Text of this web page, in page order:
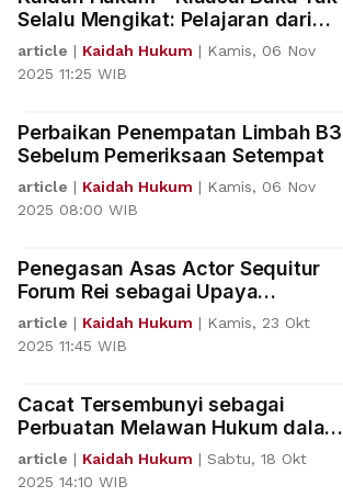
Selalu Mengikat: Pelajaran dari
Putusan Mahkamah Agung
article | Kaidah Hukum | Kamis, 06 Nov
2025 11:25 WIB
Perbaikan Penempatan Limbah B3
Sebelum Pemeriksaan Setempat
article | Kaidah Hukum | Kamis, 06 Nov
2025 08:00 WIB
Penegasan Asas Actor Sequitur
Forum Rei sebagai Upaya
Mencegah Forum Shopping
article | Kaidah Hukum | Kamis, 23 Okt
2025 11:45 WIB
Cacat Tersembunyi sebagai
Perbuatan Melawan Hukum dalam
Jual Beli Rumah
article | Kaidah Hukum | Sabtu, 18 Okt
2025 14:10 WIB